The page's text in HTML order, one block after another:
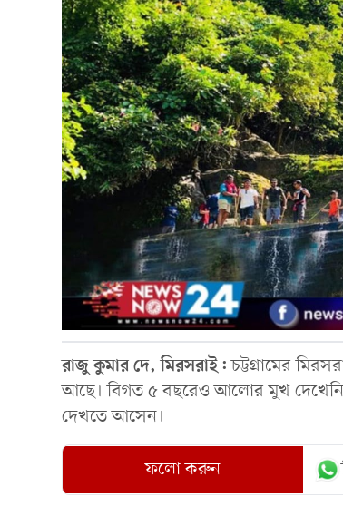
রাজুকুমারদে, মিরসরাই:চট্টগ্রামের
আছে। বিগত ৫ বছরেও আলোর মুখ দেখেনি
দেখতে আসেন।
ফলো করুন